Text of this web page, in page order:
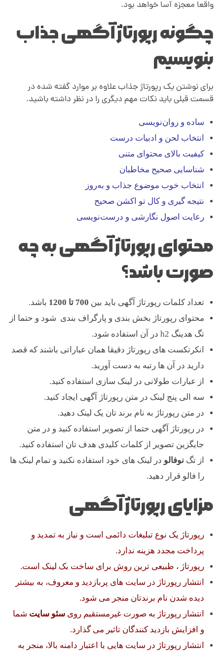
ت
واقعا معجزه آسا خواهد بود.
چگونه رپورتاژ آگهی جذاب
بنویسیم
برای نوشتن یک رپورتاژ جذاب علاوه بر موارد گفته شده در
قسمت قبلی باید نکات مهم دیگری را در نظر داشته باشید.
ساده و روان‌نویسی
انتخاب لحن و ادبیات درست
کیفیت بالای محتوای متنی
شناسایی صحیح مخاطبان
انتخاب خوب موضوع جذاب و به‌روز
نتیجه گیری و کال تو اکشن صحیح
رعایت اصول نگارشی و درست‌نویسی
محتوای رپورتاژ آگهی به چه
صورت باشد؟
تعداد کلمات رپورتاژ آگهی باید بین
باشد.
محتوای رپورتاژ بخش بندی و پارگراف بندی شود و حتما از
تگ هدینگ h2 در آن استفاده شود.
انکرتکست های رپورتاژ دقیقا همان عباراتی باشند که قصد
دارید در آن ها رتبه به دست آورید.
از عبارات طولانی در لینک سازی استفاده کنید.
سه الی پنج لینک در متن رپورتاژ آگهی ایجاد کنید.
در متن رپورتاژ به نام برند تان یک لینک دهید.
در رپورتاژ آگهی حتما از تصویر استفاده کنید و در متن
جایگزین تصویر از کلمات کلیدی هدف تان استفاده کنید.
از تگ نوفالو در لینک های خود استفاده نکنید و تمام لینک ها
را فالو قرار دهید.
مزایای رپورتاژ آگهی
رپورتاژ یک نوع تبلیغات دائمی است و نیاز به تمدید و
پرداخت مجدد هزینه ندارد.
رپورتاژ ، طبیعی ترین روش برای ساخت بک لینک است.
انتشار رپورتاژ در سایت های پربازدید و معروف، به بیشتر
دیده شدن نام برندتان منجر می شود.
انتشار رپورتاژ به صورت غیرمستقیم روی سئو سایت شما
و افزایش بازدید کنندگان تاثیر می گذارد.
انتشار رپورتاژ در سایت هایی با اعتبار دامنه بالا، منجر به